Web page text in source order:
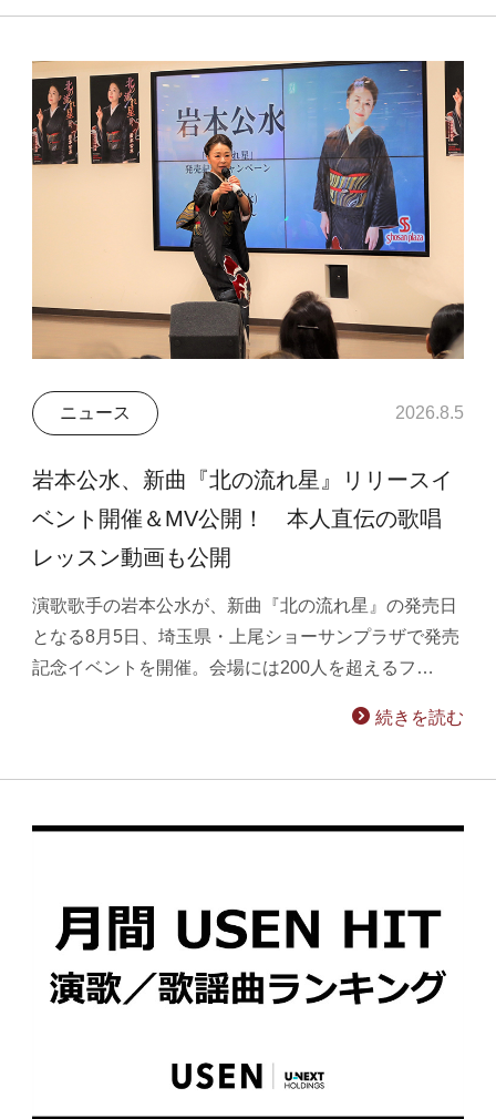
ニュース 2026.8.5
岩本公水、新曲『北の流れ星』リリースイ
ベント開催＆MV公開！ 本人直伝の歌唱
レッスン動画も公開
演歌歌手の岩本公水が、新曲『北の流れ星』の発売日
となる8月5日、埼玉県・上尾ショーサンプラザで発売
記念イベントを開催。会場には200人を超えるフ…
続きを読む